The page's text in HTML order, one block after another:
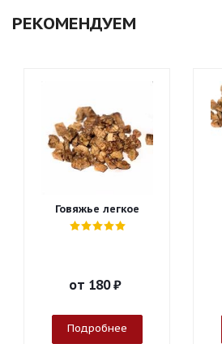
РЕКОМЕНДУЕМ
Говяжье легкое
от 180 ₽
Подробнее